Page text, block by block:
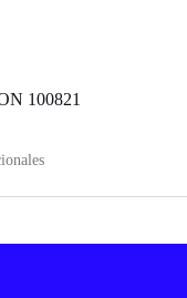
100821